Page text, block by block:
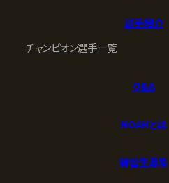
選手紹介
チャンピオン選手一覧
Q&A
NOAHとは
練習生募集